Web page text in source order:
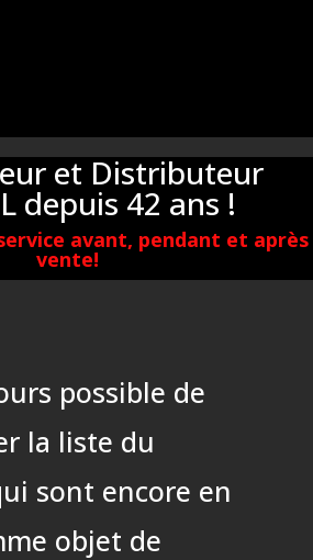
et Distributeur
depuis 42 ans !
avant, pendant et après
vente!
possible de
la liste du
sont encore en
objet de